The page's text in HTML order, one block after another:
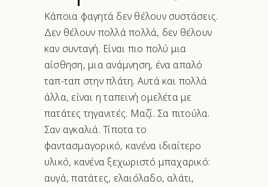
Κάποια φαγητά δεν θέλουν συστάσεις.
Δεν θέλουν πολλά πολλά, δεν θέλουν
καν συνταγή. Είναι πιο πολύ μια
αίσθηση, μια ανάμνηση, ένα απαλό
ταπ-ταπ στην πλάτη. Αυτά και πολλά
άλλα, είναι η ταπεινή ομελέτα με
πατάτες τηγανιτές. Μαζί. Σα πιτούλα.
Σαν αγκαλιά. Τίποτα το
φαντασμαγορικό, κανένα ιδιαίτερο
υλικό, κανένα ξεχωριστό μπαχαρικό:
αυγά, πατάτες, ελαιόλαδο, αλάτι,